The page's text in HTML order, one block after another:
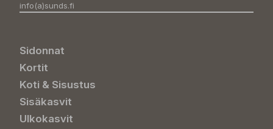
info(a)sunds.fi
Sidonnat
Kortit
Koti & Sisustus
Sisäkasvit
Ulkokasvit